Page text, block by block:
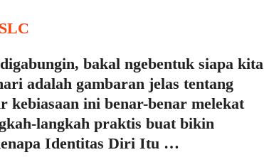
bakal ngebentuk siapa kita
adalah gambaran jelas tentang
ini benar-benar melekat
langkah praktis buat bikin
Identitas Diri Itu …